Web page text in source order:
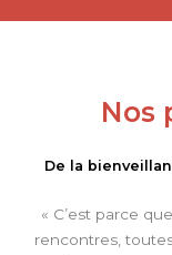
Nos
De la
« C’est parce
rencontres,